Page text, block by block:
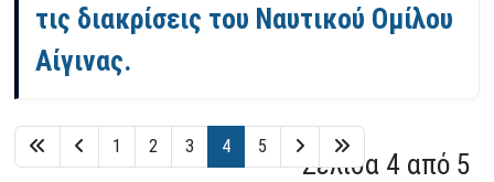
τις διακρίσεις του Ναυτικού Ομίλου
Αίγινας.
Σελίδα 4 από 5
1 2 3 4 5